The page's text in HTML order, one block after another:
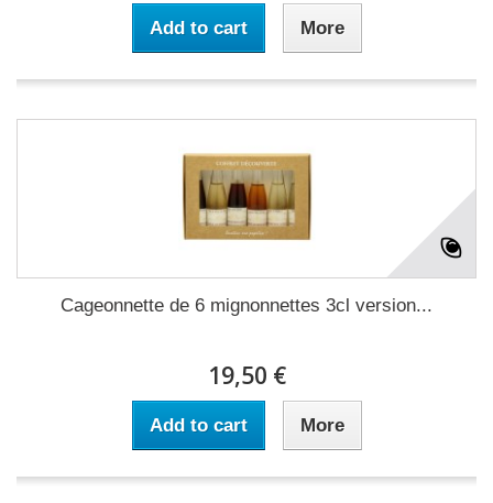
Add to cart More
Cageonnette de 6 mignonnettes 3cl version...
19,50 €
Add to cart More